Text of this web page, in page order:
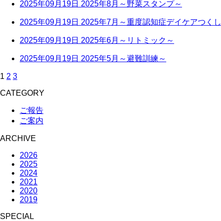
2025年09月19日 2025年8月～野菜スタンプ～
2025年09月19日 2025年7月～重度認知症デイケアつく
2025年09月19日 2025年6月～リトミック～
2025年09月19日 2025年5月～避難訓練～
1 2 3
CATEGORY
ご報告
ご案内
ARCHIVE
2026
2025
2024
2021
2020
2019
SPECIAL